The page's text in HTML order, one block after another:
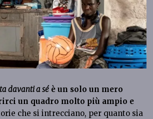
davanti a sé è un solo un mero
un quadro molto più ampio e
che si intrecciano, per quanto sia